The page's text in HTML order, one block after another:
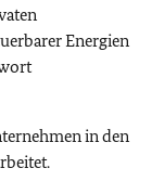
Energien
in den